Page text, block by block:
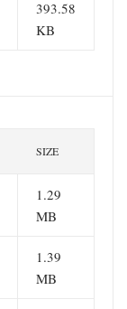
393.58
KB
SIZE
1.29
MB
1.39
MB